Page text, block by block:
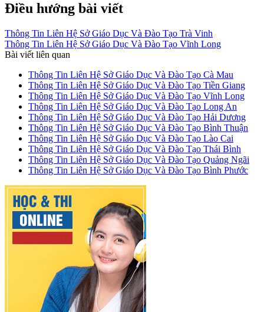
Điều hướng bài viết
Thông Tin Liên Hệ Sở Giáo Dục Và Đào Tạo Trà Vinh
Thông Tin Liên Hệ Sở Giáo Dục Và Đào Tạo Vĩnh Long
Bài viết liên quan
Thông Tin Liên Hệ Sở Giáo Dục Và Đào Tạo Cà Mau
Thông Tin Liên Hệ Sở Giáo Dục Và Đào Tạo Tiền Giang
Thông Tin Liên Hệ Sở Giáo Dục Và Đào Tạo Vĩnh Long
Thông Tin Liên Hệ Sở Giáo Dục Và Đào Tạo Long An
Thông Tin Liên Hệ Sở Giáo Dục Và Đào Tạo Hải Dương
Thông Tin Liên Hệ Sở Giáo Dục Và Đào Tạo Bình Thuận
Thông Tin Liên Hệ Sở Giáo Dục Và Đào Tạo Lào Cai
Thông Tin Liên Hệ Sở Giáo Dục Và Đào Tạo Thái Bình
Thông Tin Liên Hệ Sở Giáo Dục Và Đào Tạo Quảng Ngãi
Thông Tin Liên Hệ Sở Giáo Dục Và Đào Tạo Bình Phước